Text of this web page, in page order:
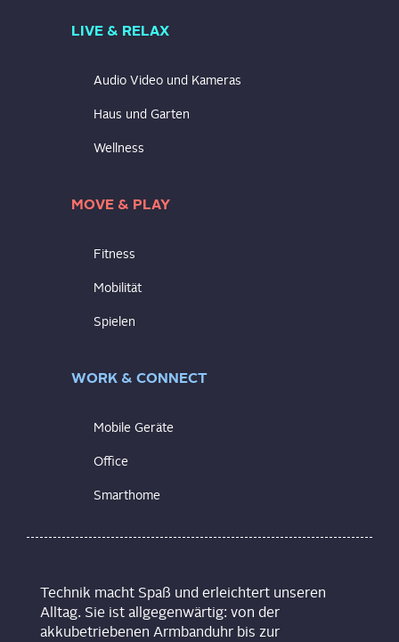
LIVE & RELAX
Audio Video und Kameras
Haus und Garten
Wellness
MOVE & PLAY
Fitness
Mobilität
Spielen
WORK & CONNECT
Mobile Geräte
Office
Smarthome
Technik macht Spaß und erleichtert unseren
Alltag. Sie ist allgegenwärtig: von der
akkubetriebenen Armbanduhr bis zur